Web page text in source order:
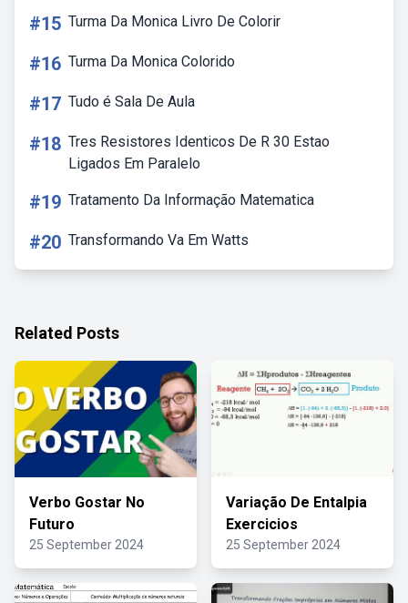
#15 Turma Da Monica Livro De Colorir
#16 Turma Da Monica Colorido
#17 Tudo é Sala De Aula
#18 Tres Resistores Identicos De R 30 Estao
Ligados Em Paralelo
#19 Tratamento Da Informação Matematica
#20 Transformando Va Em Watts
Related Posts
Verbo Gostar No
Futuro
25 September 2024
Variação De Entalpia
Exercicios
25 September 2024